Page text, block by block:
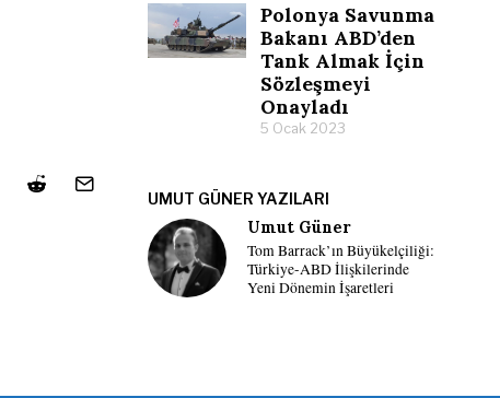
Polonya Savunma
Bakanı ABD’den
Tank Almak İçin
Sözleşmeyi
Onayladı
5 Ocak 2023
UMUT GÜNER YAZILARI
Umut Güner
Tom Barrack’ın Büyükelçiliği:
Türkiye-ABD İlişkilerinde
Yeni Dönemin İşaretleri